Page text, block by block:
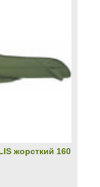
жорсткий 160